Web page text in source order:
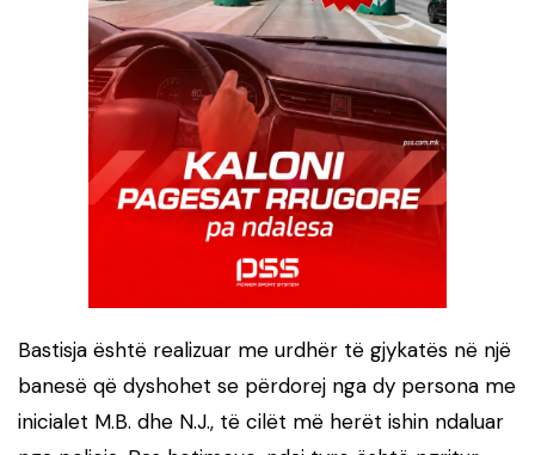
Bastisja është realizuar me urdhër të gjykatës në një
banesë që dyshohet se përdorej nga dy persona me
inicialet M.B. dhe N.J., të cilët më herët ishin ndaluar